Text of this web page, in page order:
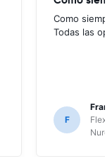
Como
Todas las
F
Flex